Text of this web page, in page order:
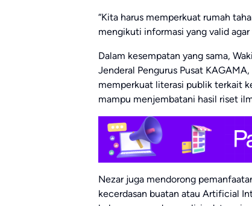
“Kita harus memperkuat rumah
mengikuti informasi yang valid
Dalam kesempatan yang sama,
Jenderal Pengurus Pusat
memperkuat literasi publik terkait
mampu menjembatani hasil riset
Nezar juga mendorong
kecerdasan buatan atau Artificial